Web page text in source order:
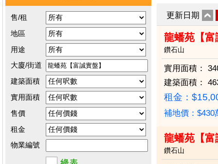
售/租
地區
用途
大廈/街道
建築面積
實用面積
售價
租金
物業編號
更新日期
龍蟠苑【富
鑽石山
實用面積：
建築面積：
租金：
補地價：
龍蟠苑【富
鑽石山